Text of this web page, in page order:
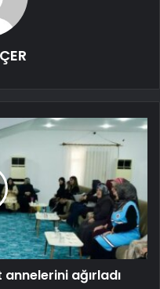
ağırladı